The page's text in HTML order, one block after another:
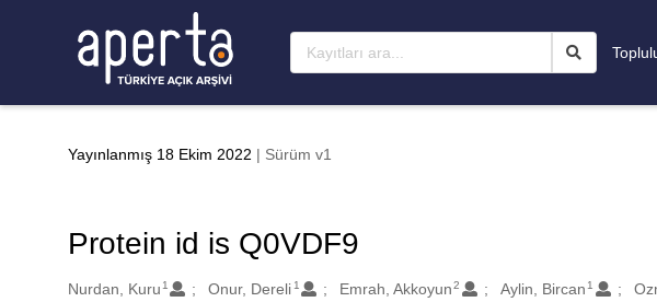
Yayınlanmış 18 Ekim 2022 | Sürüm v1
Protein id is Q0VDF9
Oluşturanlar
Nurdan, Kuru 1 Onur, Dereli 1 Emrah, Akkoyun 2 Aylin, Bircan 1